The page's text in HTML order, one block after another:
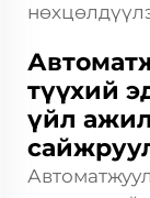
түүхий
үйл